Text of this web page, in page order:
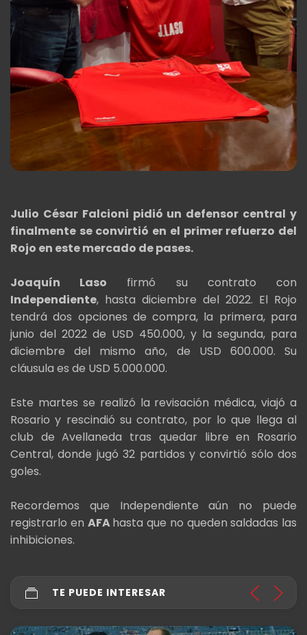
Julio César Falcioni pidió un defensor central y
finalmente se convirtió en el primer refuerzo del
Rojo en este mercado de pases.
Joaquín Laso firmó su contrato con
Independiente, hasta diciembre del 2022. El Rojo
tendrá dos opciones de compra, la primera, para
junio del 2022 de USD 450.000, y la segunda, para
diciembre del mismo año, de USD 600.000. Su
cláusula es de USD 5.000.000.
Este martes se realizó la revisación médica, viajó a
Rosario y rescindió su contrato, por lo que llega al
club de Avellaneda tras quedar libre en Rosario
Central, donde jugó 32 partidos y convirtió sólo dos
goles.
Recordemos que Independiente aún no puede
registrarlo en AFAhasta que no queden saldadas las
inhibiciones.
TE PUEDE INTERESAR